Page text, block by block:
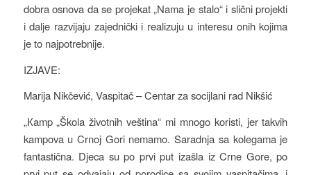
dobra osnova da se projekat „Nama je stalo“ i slični projekti
i dalje razvijaju zajednički i realizuju u interesu onih kojima
je to najpotrebnije.
IZJAVE:
Marija Nikčević, Vaspitač – Centar za socijlani rad Nikšić
„Кamp „Škola životnih veština“ mi mnogo koristi, jer takvih
kampova u Crnoj Gori nemamo. Saradnja sa kolegama je
fantastična. Djeca su po prvi put izašla iz Crne Gore, po